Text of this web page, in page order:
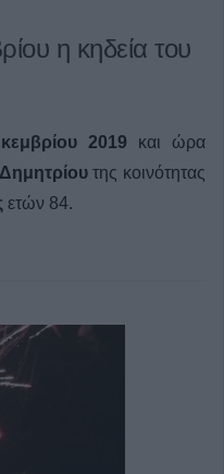
η κηδεία του
2019 και ώρα
της κοινότητας
ετών 84.